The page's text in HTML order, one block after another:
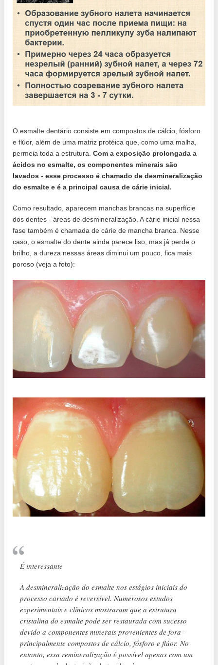
O esmalte dentário consiste em compostos de cálcio, fósforo
e flúor, além de uma matriz protéica que, como uma malha,
permeia toda a estrutura.Com a exposição prolongada a
ácidos no esmalte, os componentes minerais são
lavados - esse processo é chamado de desmineralização
do esmalte e é a principal causa de cárie inicial.
Como resultado, aparecem manchas brancas na superfície
dos dentes - áreas de desmineralização. A cárie inicial nessa
fase também é chamada de cárie de mancha branca. Nesse
caso, o esmalte do dente ainda parece liso, mas já perde o
brilho, a dureza nessas áreas diminui um pouco, fica mais
poroso (veja a foto):
É interessante
A desmineralização do esmalte nos estágios iniciais do
processo cariado é reversível. Numerosos estudos
experimentais e clínicos mostraram que a estrutura
cristalina do esmalte pode ser restaurada com sucesso
devido a componentes minerais provenientes de fora -
principalmente compostos de cálcio, fósforo e flúor. No
entanto, essa remineralização é possível apenas com um